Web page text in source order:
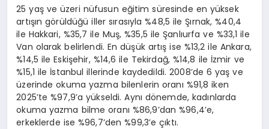
25 yaş ve üzeri nüfusun eğitim süresinde en yüksek
artışın görüldüğü iller sırasıyla %48,5 ile Şırnak, %40,4
ile Hakkari, %35,7 ile Muş, %35,5 ile Şanlıurfa ve %33,1 ile
Van olarak belirlendi. En düşük artış ise %13,2 ile Ankara,
%14,5 ile Eskişehir, %14,6 ile Tekirdağ, %14,8 ile İzmir ve
%15,1 ile İstanbul illerinde kaydedildi. 2008’de 6 yaş ve
üzerinde okuma yazma bilenlerin oranı %91,8 iken
2025’te %97,9’a yükseldi. Aynı dönemde, kadınlarda
okuma yazma bilme oranı %86,9’dan %96,4’e,
erkeklerde ise %96,7’den %99,3’e çıktı.